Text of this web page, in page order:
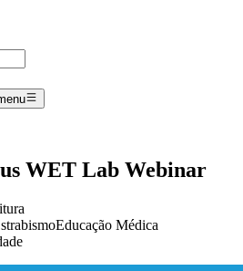
WET Lab Webinar
Educação Médica